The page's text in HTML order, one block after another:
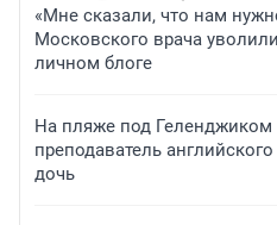
«Мне сказали, что нам
Московского врача
личном блоге
На пляже под
преподаватель
дочь